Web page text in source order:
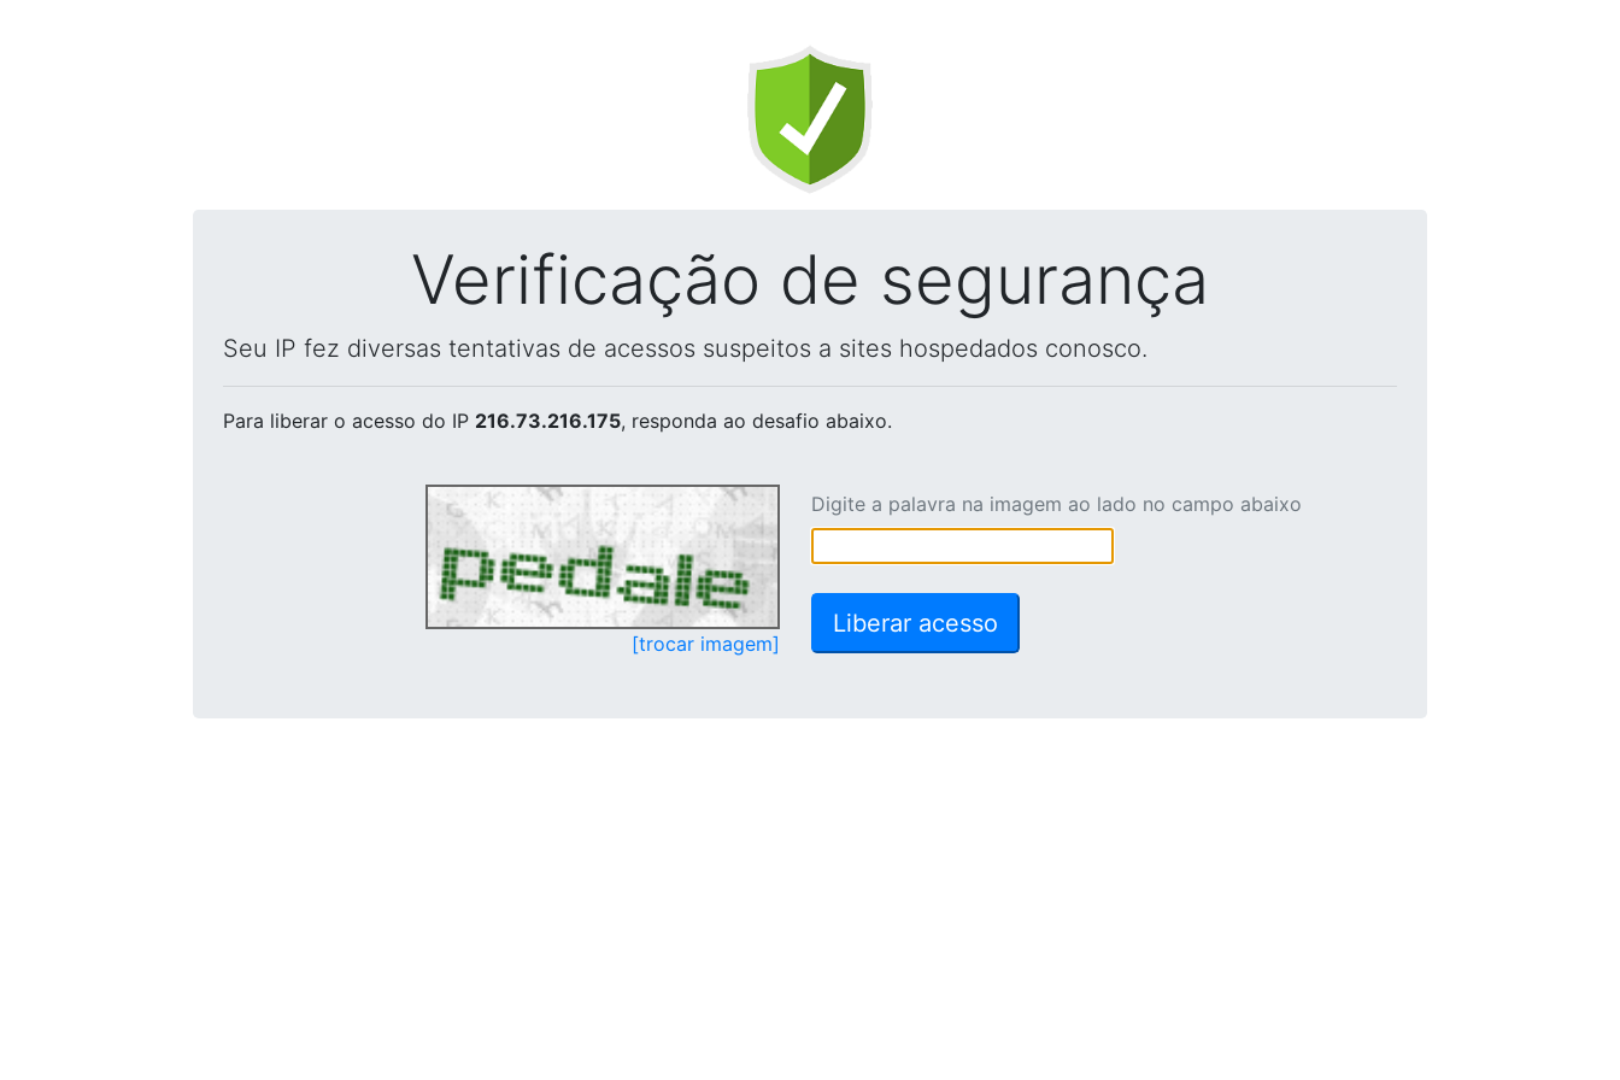
Verificação de segurança
Seu IP fez diversas tentativas de acessos suspeitos a sites hospedados conosco.
Para liberar o acesso do IP 216.73.216.175, responda ao desafio abaixo.
[trocar imagem]
Digite a palavra na imagem ao lado no campo abaixo